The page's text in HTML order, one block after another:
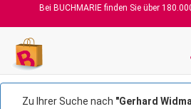
Bei BUCHMARIE finden Sie über
Zu Ihrer Suche nach "Gerhard